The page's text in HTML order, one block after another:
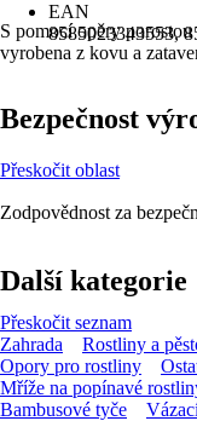
EAN
8585023343553,
S pomocí opěry
vyrobena z kovu a
Bezpečnost
Přeskočit oblast
Zodpovědnost za
Další kategorie
Přeskočit seznam
Zahrada
Rostliny a
Opory pro rostliny
Mříže na popínavé
Bambusové tyče